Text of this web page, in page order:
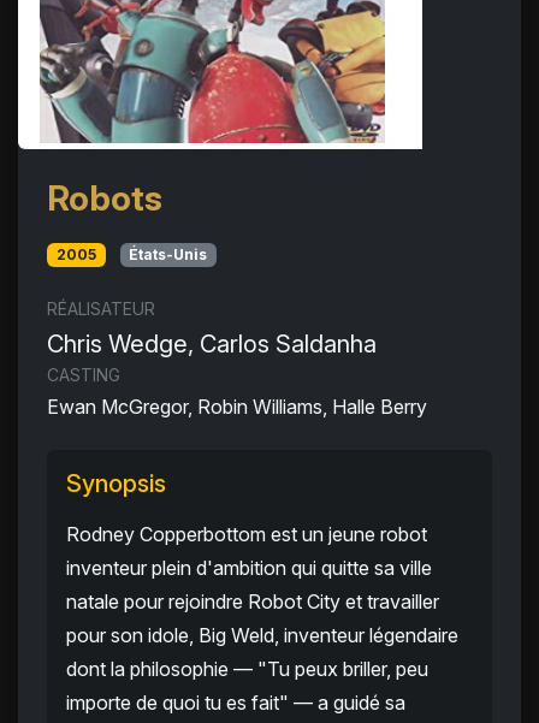
Robots
2005 États-Unis
RÉALISATEUR
Chris Wedge, Carlos Saldanha
CASTING
Ewan McGregor, Robin Williams, Halle Berry
Synopsis
Rodney Copperbottom est un jeune robot
inventeur plein d'ambition qui quitte sa ville
natale pour rejoindre Robot City et travailler
pour son idole, Big Weld, inventeur légendaire
dont la philosophie — "Tu peux briller, peu
importe de quoi tu es fait" — a guidé sa